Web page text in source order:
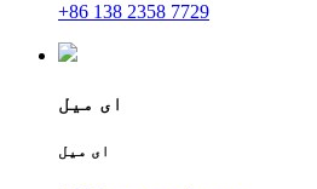
+86 138 2358 7729
ای میل
ای میل